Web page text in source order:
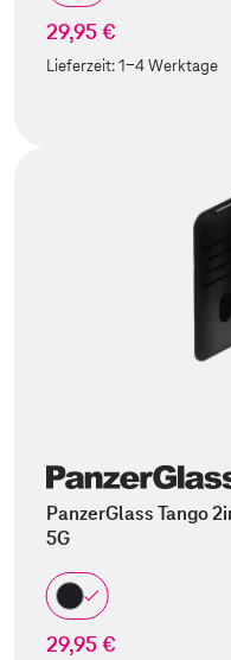
29,95 €
Lieferzeit:1-4 Werktage
PanzerGlass Tango
5G
29,95 €